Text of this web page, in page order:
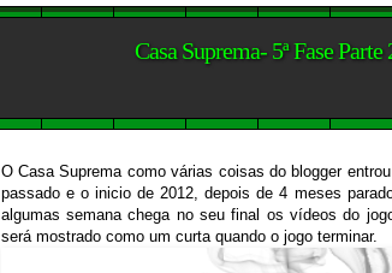
Casa Suprema- 5ª Fase Parte
O Casa Suprema como várias coisas do blogger
passado e o inicio de 2012, depois de 4 meses
algumas semana chega no seu final os vídeos do
será mostrado como um curta quando o jogo terminar.